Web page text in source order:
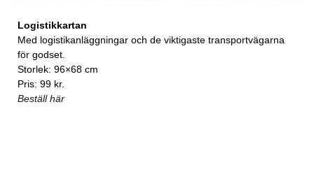
Logistikkartan
Med logistikanläggningar och de viktigaste transportvägarna
för godset.
Storlek: 96×68 cm
Pris: 99 kr.
Beställ här